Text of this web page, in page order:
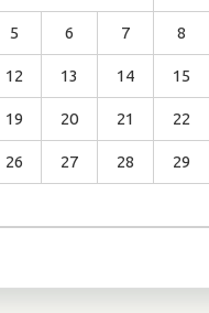
5 6 7 8
12 13 14 15
19 20 21 22
26 27 28 29